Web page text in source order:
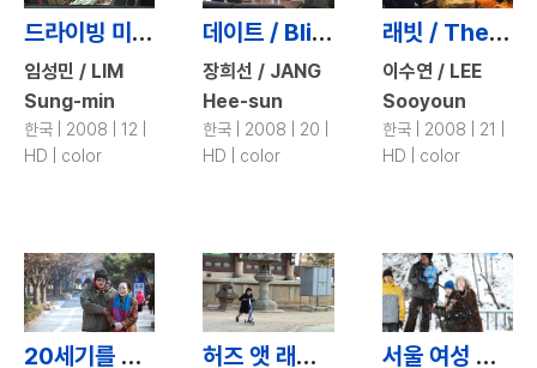
드라이빙 미스 김옥분 / Driving Miss Granny
임성민 / LIM
Sung-min
한국 | 2008 | 12 |
HD | color
데이트 / Blind Date
장희선 / JANG
Hee-sun
한국 | 2008 | 20 |
HD | color
래빗 / The Rabbit
이수연 / LEE
Sooyoun
한국 | 2008 | 21 |
HD | color
20세기를 기억하는 슬기롭고 지혜로운 방법 / The Wise Way to Remember the 20th Century 허즈 앳 래스트 / Hers at Last 서울 여성 행복 / Seoul Women Happiness